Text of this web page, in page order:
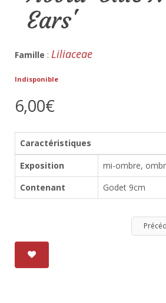
Ears'
Famille : Liliaceae
Indisponible
6,00€
Caractéristiques
Exposition
mi-ombre,
Contenant
Godet 9cm